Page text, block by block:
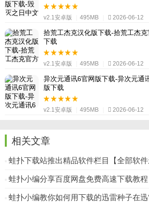
v2.1安卓版 495MB 2026-06-12
拾荒工杰克汉化版下载-拾荒工杰
下载
v2.1安卓版 495MB 2026-06-12
异次元通讯6官网版下载-异次元通
版下载
v2.1安卓版 495MB 2026-06-12
相关文章
蛙扑下载站推出精品软件栏目【全部软件
蛙扑小编分享百度网盘免费高速下载教程
蛙扑小编教你如何用下载的迅雷种子在迅